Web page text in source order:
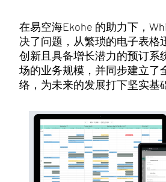
在易空海Ekohe 的助力下，
决了问题，从繁琐的电子表格
创新且具备增长潜力的预订系
场的业务规模，并同步建立了
络，为未来的发展打下坚实基